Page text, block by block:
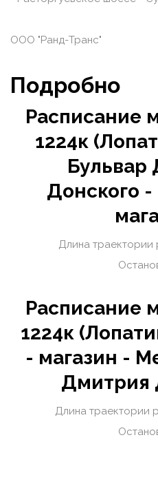
ООО "Ранд-Транс"
Подробно
Расписание
1224к
Бульвар
Донского -
Длина
Расписание
1224к
- магазин -
Дмитрия
Длина траектории